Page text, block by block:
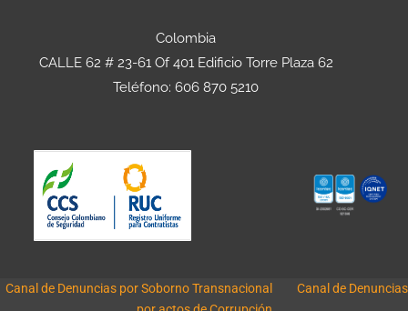
Colombia
CALLE 62 # 23-61 Of 401 Edificio Torre Plaza 62
Teléfono: 606 870 5210
Canal de Denuncias por Soborno Transnacional
Canal de Denuncias